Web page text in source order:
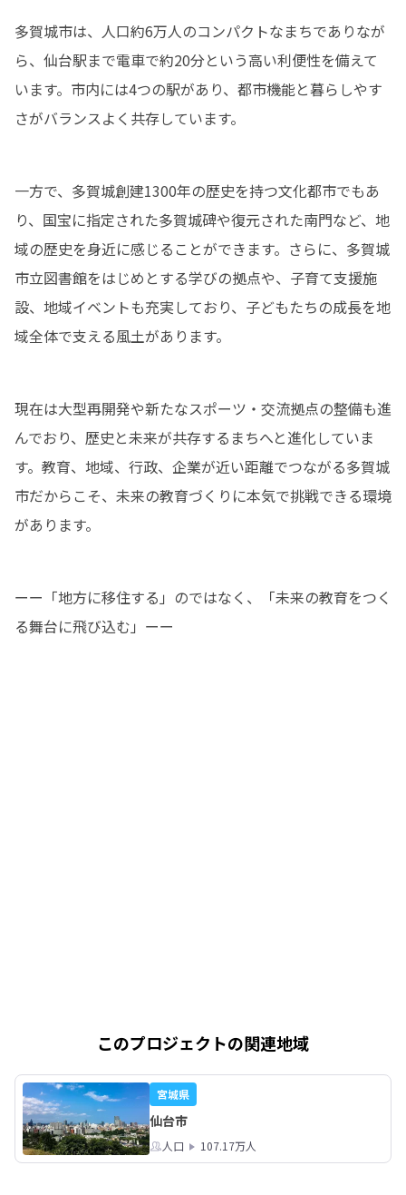
多賀城市は、人口約6万人のコンパクトなまちでありなが
ら、仙台駅まで電車で約20分という高い利便性を備えて
います。市内には4つの駅があり、都市機能と暮らしやす
さがバランスよく共存しています。
一方で、多賀城創建1300年の歴史を持つ文化都市でもあ
り、国宝に指定された多賀城碑や復元された南門など、地
域の歴史を身近に感じることができます。さらに、多賀城
市立図書館をはじめとする学びの拠点や、子育て支援施
設、地域イベントも充実しており、子どもたちの成長を地
域全体で支える風土があります。
現在は大型再開発や新たなスポーツ・交流拠点の整備も進
んでおり、歴史と未来が共存するまちへと進化していま
す。教育、地域、行政、企業が近い距離でつながる多賀城
市だからこそ、未来の教育づくりに本気で挑戦できる環境
があります。
ーー「地方に移住する」のではなく、「未来の教育をつく
る舞台に飛び込む」ーー
このプロジェクトの関連地域
宮城県
仙台市
人口 107.17万人